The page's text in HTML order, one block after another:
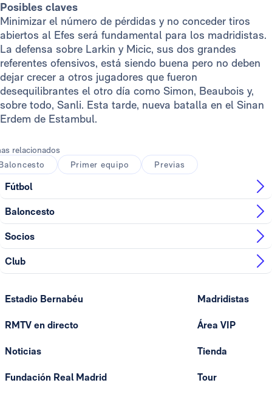
Posibles claves
Minimizar el número de pérdidas y no conceder tiros
abiertos al Efes será fundamental para los madridistas.
La defensa sobre Larkin y Micic, sus dos grandes
referentes ofensivos, está siendo buena pero no deben
dejar crecer a otros jugadores que fueron
desequilibrantes el otro día como Simon, Beaubois y,
sobre todo, Sanli. Esta tarde, nueva batalla en el Sinan
Erdem de Estambul.
relacionados
Primer equipo Previas
Fútbol
Baloncesto
Socios
Club
Estadio Bernabéu
RMTV en directo
Noticias
Fundación Real Madrid
Madridistas
Área VIP
Tienda
Tour